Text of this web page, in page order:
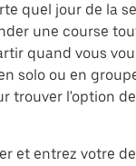
quel jour de la
une course
quand vous
solo ou en
trouver l'option
et entrez votre